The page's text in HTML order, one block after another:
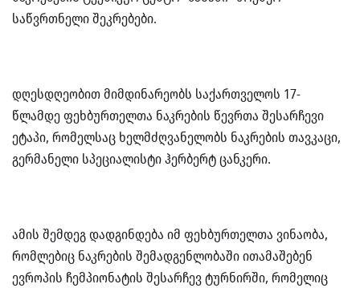
საწვრთნელი შეკრებები.
დღესდღეობით მიმდინარეობს საქართველოს 17-
წლამდე ფეხბურთელთა ნაკრების წევრთა შესარჩევი
ეტაპი, რომელსაც ხელმძღვანელობს ნაკრების თავკაცი,
გერმანელი სპეციალისტი ჰერბერტ ცანკერი.
ამის შემდეგ დადგინდება იმ ფეხბურთელთა ვინაობა,
რომლებიც ნაკრების შემადგენლობაში ითამაშებენ
ევროპის ჩემპიონატის შესარჩევ ტურნირში, რომელიც